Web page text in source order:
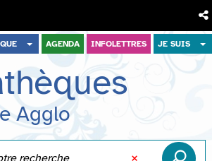
AGENDA INFOLETTRES JE SUIS
thèques
Agglo